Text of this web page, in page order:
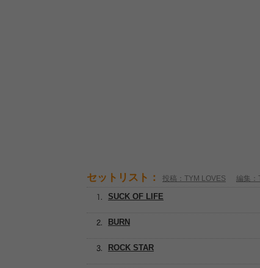
セットリスト： 投稿：TYM LOVES 編集：
ROCK STAR
BURN
SUCK OF LIFE